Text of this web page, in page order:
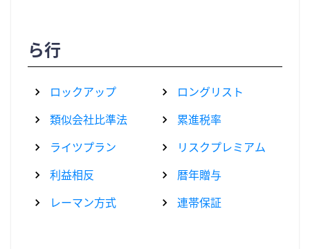
ら行
ロックアップ
ロングリスト
類似会社比準法
累進税率
ライツプラン
リスクプレミアム
利益相反
暦年贈与
レーマン方式
連帯保証